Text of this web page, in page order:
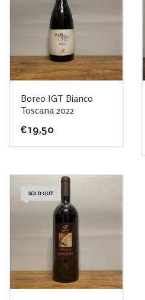
Boreo IGT Bianco
Toscana 2022
€19,50
SOLD OUT